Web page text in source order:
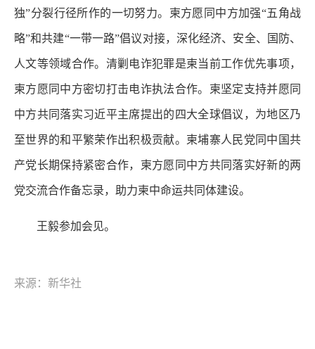
独”分裂行径所作的一切努力。柬方愿同中方加强“五角战
略”和共建“一带一路”倡议对接，深化经济、安全、国防、
人文等领域合作。清剿电诈犯罪是柬当前工作优先事项，
柬方愿同中方密切打击电诈执法合作。柬坚定支持并愿同
中方共同落实习近平主席提出的四大全球倡议，为地区乃
至世界的和平繁荣作出积极贡献。柬埔寨人民党同中国共
产党长期保持紧密合作，柬方愿同中方共同落实好新的两
党交流合作备忘录，助力柬中命运共同体建设。
王毅参加会见。
来源：新华社